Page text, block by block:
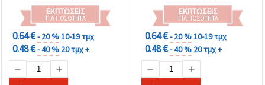
ΕΚΠΤΏΣΕΙΣ
ΓΙΑ ΠΟΣΌΤΗΤΑ
0.64 €- 20 %10-19 τμχ
0.48 €- 40 % 20 τμχ +
ΕΚΠΤΏΣΕΙΣ
ΓΙΑ ΠΟΣΌΤΗΤΑ
0.64 €- 20 %10-19 τμχ
0.48 €- 40 % 20 τμχ +